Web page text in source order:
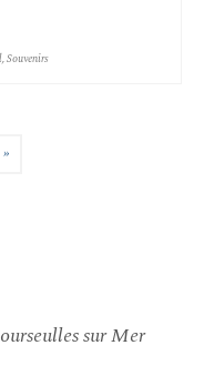
,Souvenirs
»
sur Mer